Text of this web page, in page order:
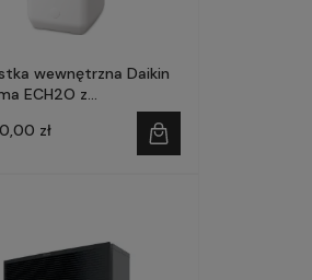
wewnętrzna Daikin
ECH2O z
zasobnikiem
zł